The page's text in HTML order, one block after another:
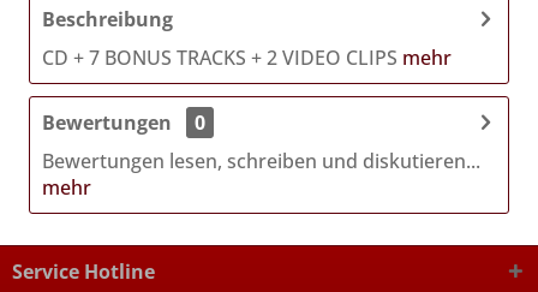
Beschreibung
CD + 7 BONUS TRACKS + 2 VIDEO CLIPS mehr
Bewertungen
0
Bewertungen lesen, schreiben und diskutieren...
mehr
Service Hotline